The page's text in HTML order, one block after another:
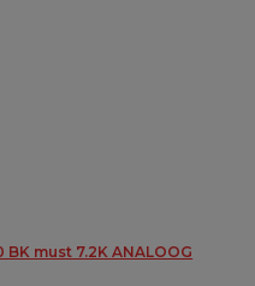
must 7.2K ANALOOG